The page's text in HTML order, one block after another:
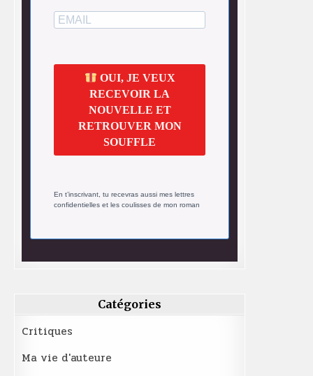
OUI, JE VEUX
RECEVOIR LA
NOUVELLE ET
RETROUVER MON
SOUFFLE
En t’inscrivant, tu recevras aussi mes lettres
confidentielles et les coulisses de mon roman
Catégories
Critiques
Ma vie d'auteure